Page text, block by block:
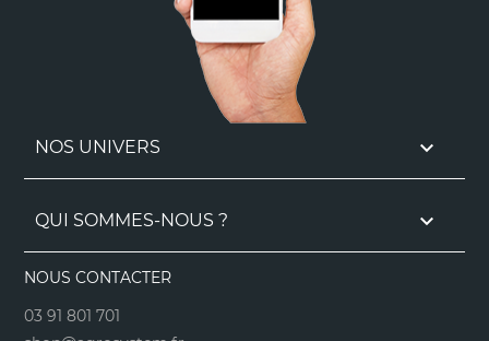
NOS UNIVERS 
QUI SOMMES-NOUS ? 
NOUS CONTACTER
03 91 801 701